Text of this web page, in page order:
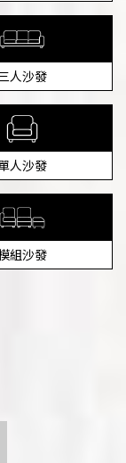
人沙發
人沙發
組沙發